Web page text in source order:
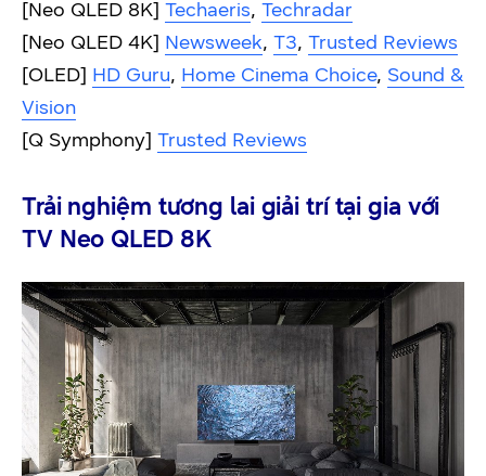
[Neo QLED 8K] Techaeris, Techradar
[Neo QLED 4K] Newsweek, T3, Trusted Reviews
[OLED] HD Guru, Home Cinema Choice, Sound &
Vision
[Q Symphony] Trusted Reviews
Trải nghiệm tương lai giải trí tại gia với
TV Neo QLED 8K